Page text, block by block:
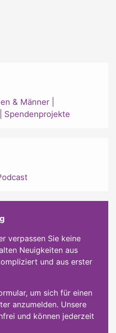
& Männer
Spendenprojekte
verpassen Sie keine
Neuigkeiten aus
und aus erster
um sich für einen
anzumelden. Unsere
und können jederzeit